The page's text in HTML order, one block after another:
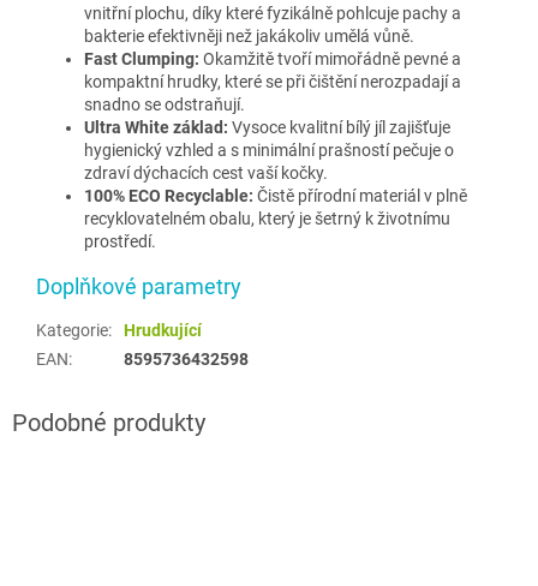
vnitřní plochu, díky které fyzikálně pohlcuje pachy a
bakterie efektivněji než jakákoliv umělá vůně.
Fast Clumping: Okamžitě tvoří mimořádně pevné a
kompaktní hrudky, které se při čištění nerozpadají a
snadno se odstraňují.
Ultra White základ: Vysoce kvalitní bílý jíl zajišťuje
hygienický vzhled a s minimální prašností pečuje o
zdraví dýchacích cest vaší kočky.
100% ECO Recyclable: Čistě přírodní materiál v plně
recyklovatelném obalu, který je šetrný k životnímu
prostředí.
Doplňkové parametry
Kategorie:
Hrudkující
EAN: 8595736432598